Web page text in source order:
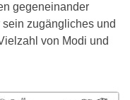
gegeneinander
zugängliches und
von Modi und